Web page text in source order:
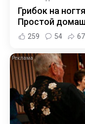
Грибок на
Простой
259 54 67